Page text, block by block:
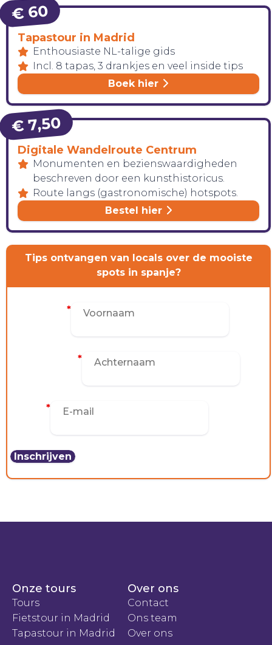
CONTACT
€ 60
Tapastour in Madrid
Enthousiaste NL-talige gids
Incl. 8 tapas, 3 drankjes en veel inside tips
Boek hier
€ 7,50
Digitale Wandelroute Centrum
Monumenten en bezienswaardigheden
beschreven door een kunsthistoricus.
Route langs (gastronomische) hotspots.
Bestel hier
Tips ontvangen van locals over de mooiste
spots in spanje?
*
*
*
Onze tours
Tours
Fietstour in Madrid
Tapastour in Madrid
Over ons
Contact
Ons team
Over ons